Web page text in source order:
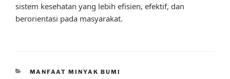
sistem kesehatan yang lebih efisien, efektif, dan
berorientasi pada masyarakat.
CATEGORIES
MANFAAT MINYAK BUMI